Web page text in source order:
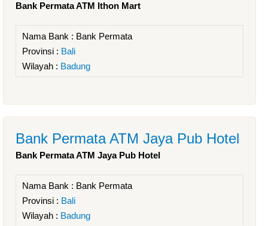
Bank Permata ATM Ithon Mart
Nama Bank : Bank Permata
Provinsi : Bali
Wilayah : Badung
Bank Permata ATM Jaya Pub Hotel
Bank Permata ATM Jaya Pub Hotel
Nama Bank : Bank Permata
Provinsi : Bali
Wilayah : Badung